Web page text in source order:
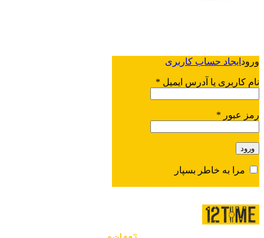
ورود ایجاد حساب کاربری
نام کاربری یا آدرس ایمیل *
رمز عبور *
ورود
مرا به خاطر بسپار